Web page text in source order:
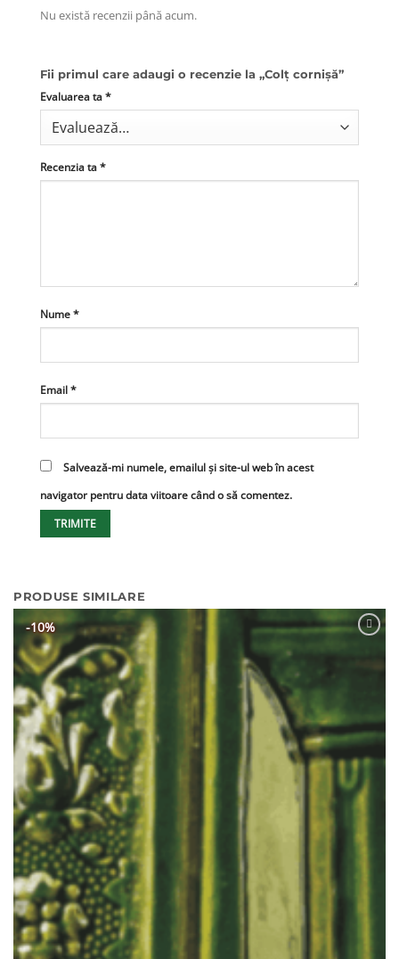
Nu există recenzii până acum.
Fii primul care adaugi o recenzie la „Colț cornișă”
Evaluarea ta *
Recenzia ta *
Nume *
Email *
Salvează-mi numele, emailul și site-ul web în acest
navigator pentru data viitoare când o să comentez.
PRODUSE SIMILARE
-10%